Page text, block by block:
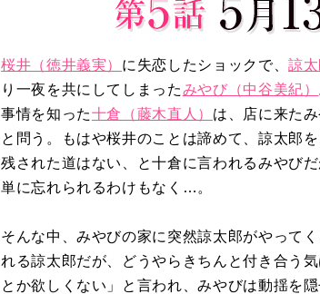
桜井（徳井義実） に失恋したショックで、諒太
り一夜を共にしてしまったみやび（中谷美紀）
事情を知った十倉（藤木直人） は、店に来た
と問う。もはや桜井のことは諦めて、諒太郎
残された道はない、と十倉に言われるみやび
単に忘れられるわけもなく…。
そんな中、みやびの家に突然諒太郎がやって
れる諒太郎だが、どうやらきちんと付き合う
とか欲しくない」と言われ、みやびは動揺を隠